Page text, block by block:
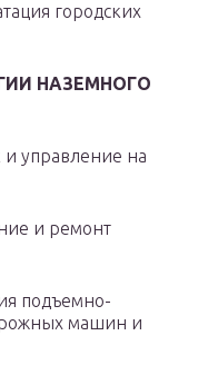
городских
НАЗЕМНОГО
управление на
и ремонт
подъемно-
машин и